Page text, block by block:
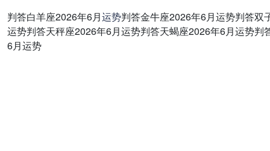
判答白羊座2026年6月运势判答金牛座2026年6月运势判答
运势判答天秤座2026年6月运势判答天蝎座2026年6月运势
6月运势